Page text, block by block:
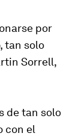
por
tan solo
Sorrell,
de tan solo
con el